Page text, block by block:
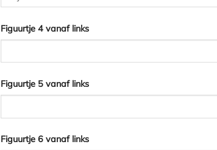
Figuurtje 4 vanaf links
Figuurtje 5 vanaf links
Figuurtje 6 vanaf links